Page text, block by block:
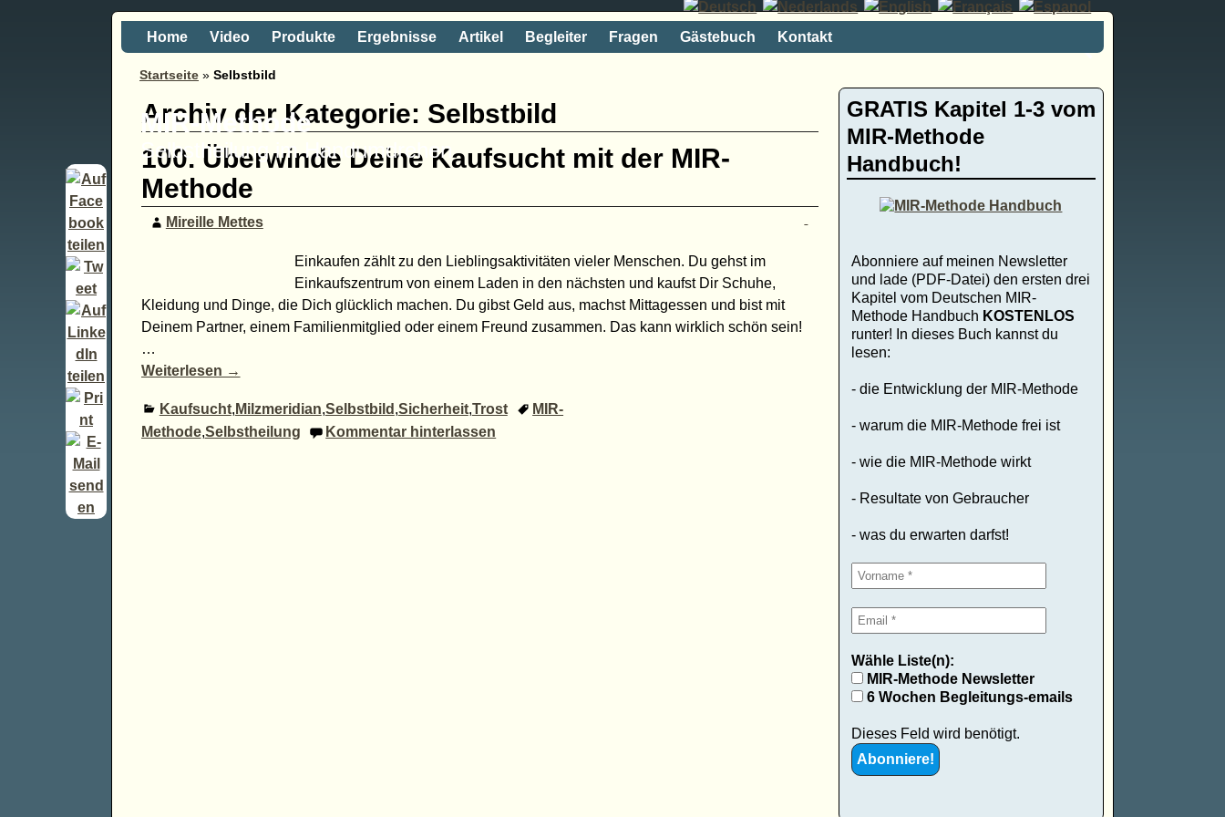
MIR-Methode
Selbstheilung im Handumdrehen
Home Video Produkte Ergebnisse Artikel Begleiter Fragen Gästebuch Kontakt
Startseite » Selbstbild
Archiv der Kategorie: Selbstbild
100. Überwinde Deine Kaufsucht mit der MIR-
Methode
Mireille Mettes
Einkaufen zählt zu den Lieblingsaktivitäten vieler Menschen. Du gehst im
Einkaufszentrum von einem Laden in den nächsten und kaufst Dir Schuhe,
Kleidung und Dinge, die Dich glücklich machen. Du gibst Geld aus, machst Mittagessen und bist mit
Deinem Partner, einem Familienmitglied oder einem Freund zusammen. Das kann wirklich schön sein!
…
Weiterlesen →
Kaufsucht, Milzmeridian,Selbstbild ,Sicherheit,Trost
MIR-
Methode,Selbstheilung Kommentar hinterlassen
GRATIS Kapitel 1-3 vom
MIR-Methode
Handbuch!
Abonniere auf meinen Newsletter
und lade (PDF-Datei) den ersten drei
Kapitel vom Deutschen MIR-
Methode Handbuch KOSTENLOS
runter! In dieses Buch kannst du
lesen:
- die Entwicklung der MIR-Methode
- warum die MIR-Methode frei ist
- wie die MIR-Methode wirkt
- Resultate von Gebraucher
- was du erwarten darfst!
Wähle Liste(n):
MIR-Methode Newsletter
6 Wochen Begleitungs-emails
Dieses Feld wird benötigt.